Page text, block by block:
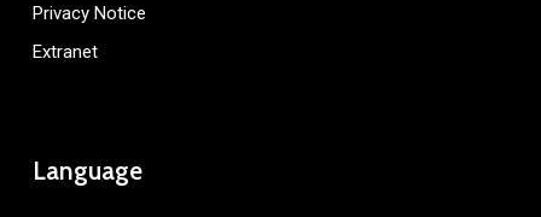
Privacy Notice
Extranet
Language